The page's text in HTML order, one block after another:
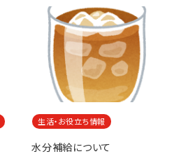
生活・お役立ち情報
水分補給について